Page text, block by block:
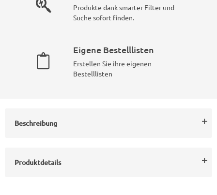
Produkte dank smarter Filter und
Suche sofort finden.
Eigene Bestelllisten
Erstellen Sie ihre eigenen
Bestelllisten
Beschreibung
Produktdetails